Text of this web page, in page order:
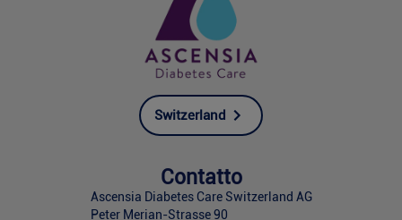
Switzerland
Contatto
Ascensia Diabetes Care Switzerland AG
Peter Merian-Strasse 90